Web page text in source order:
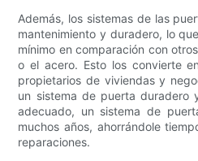
Además, los sistemas de las
mantenimiento y duradero, lo
mínimo en comparación con
o el acero. Esto los convierte
propietarios de viviendas y
un sistema de puerta duradero
adecuado, un sistema de
muchos años, ahorrándole
reparaciones.